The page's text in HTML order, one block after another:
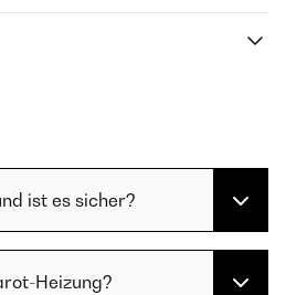
ist es sicher?
Heizung?